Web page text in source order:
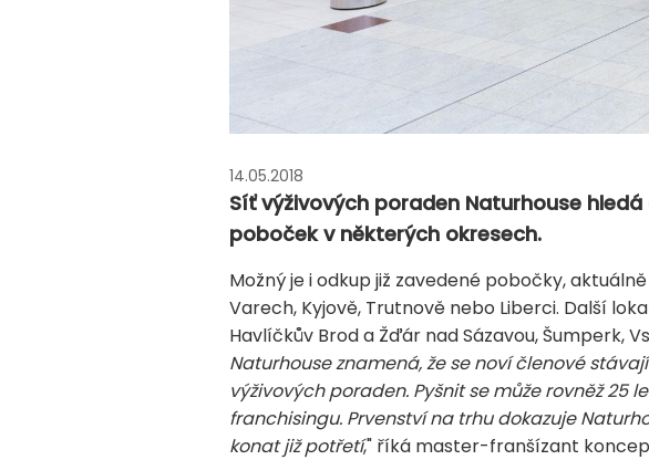
14.05.2018
Síť výživových poraden Naturhouse
poboček v některých okresech.
Možný je i odkup již zavedené pobočky,
Varech, Kyjově, Trutnově nebo Liberci. Další
Havlíčkův Brod a Žďár nad Sázavou, Šumperk,
Naturhouse znamená, že se noví členové
výživových poraden. Pyšnit se může rovněž 25
franchisingu. Prvenství na trhu dokazuje
konat již potřetí," říká master-franšízant